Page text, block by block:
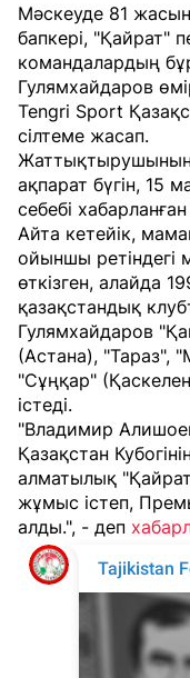
Мәскеуде 81
бапкері, "Қайрат"
командалардың
Гулямхайдаров
Tengri Sport
сілтеме жасап.
ақпарат бүгін, 15
себебі
Айта кетейік,
ойыншы ретіндегі
өткізген, алайда
қазақстандық
Гулямхайдаров
(Астана), "Тараз",
"Сұңқар"
істеді.
"Владимир
Қазақстан
алматылық
жұмыс істеп,
алды.", - деп